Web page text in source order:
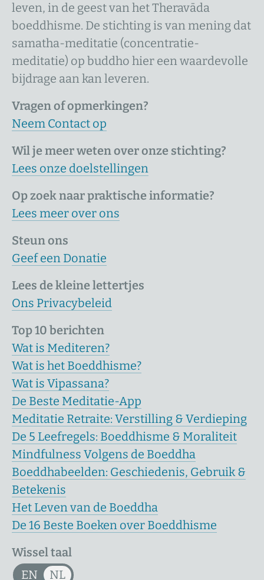
leven, in de geest van het Theravāda
boeddhisme. De stichting is van mening dat
samatha-meditatie (concentratie-
meditatie) op buddho hier een waardevolle
bijdrage aan kan leveren.
Vragen of opmerkingen?
Neem Contact op
Wil je meer weten over onze stichting?
Lees onze doelstellingen
Op zoek naar praktische informatie?
Lees meer over ons
Steun ons
Geef een Donatie
Lees de kleine lettertjes
Ons Privacybeleid
Top 10 berichten
Wat is Mediteren?
Wat is het Boeddhisme?
Wat is Vipassana?
De Beste Meditatie-App
Meditatie Retraite: Verstilling & Verdieping
De 5 Leefregels: Boeddhisme & Moraliteit
Mindfulness Volgens de Boeddha
Boeddhabeelden: Geschiedenis, Gebruik &
Betekenis
Het Leven van de Boeddha
De 16 Beste Boeken over Boeddhisme
Wissel taal
EN
NL